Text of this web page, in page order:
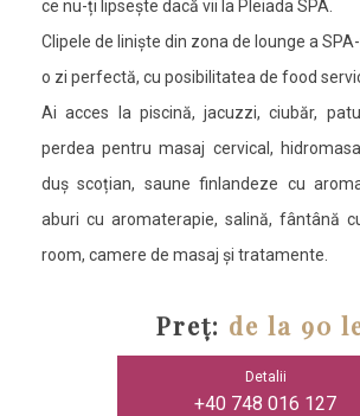
ce nu-ți lipsește dacă vii la Pleiada SPA.
Clipele de liniște din zona de lounge a
o zi perfectă, cu posibilitatea de food
Ai acces la piscină, jacuzzi, ciubăr,
perdea pentru masaj cervical,
duș scoțian, saune finlandeze cu
aburi cu aromaterapie, salină, fântână
room, camere de masaj și tratamente.
Preț: de la 90
Detalii
+40 748 016 127